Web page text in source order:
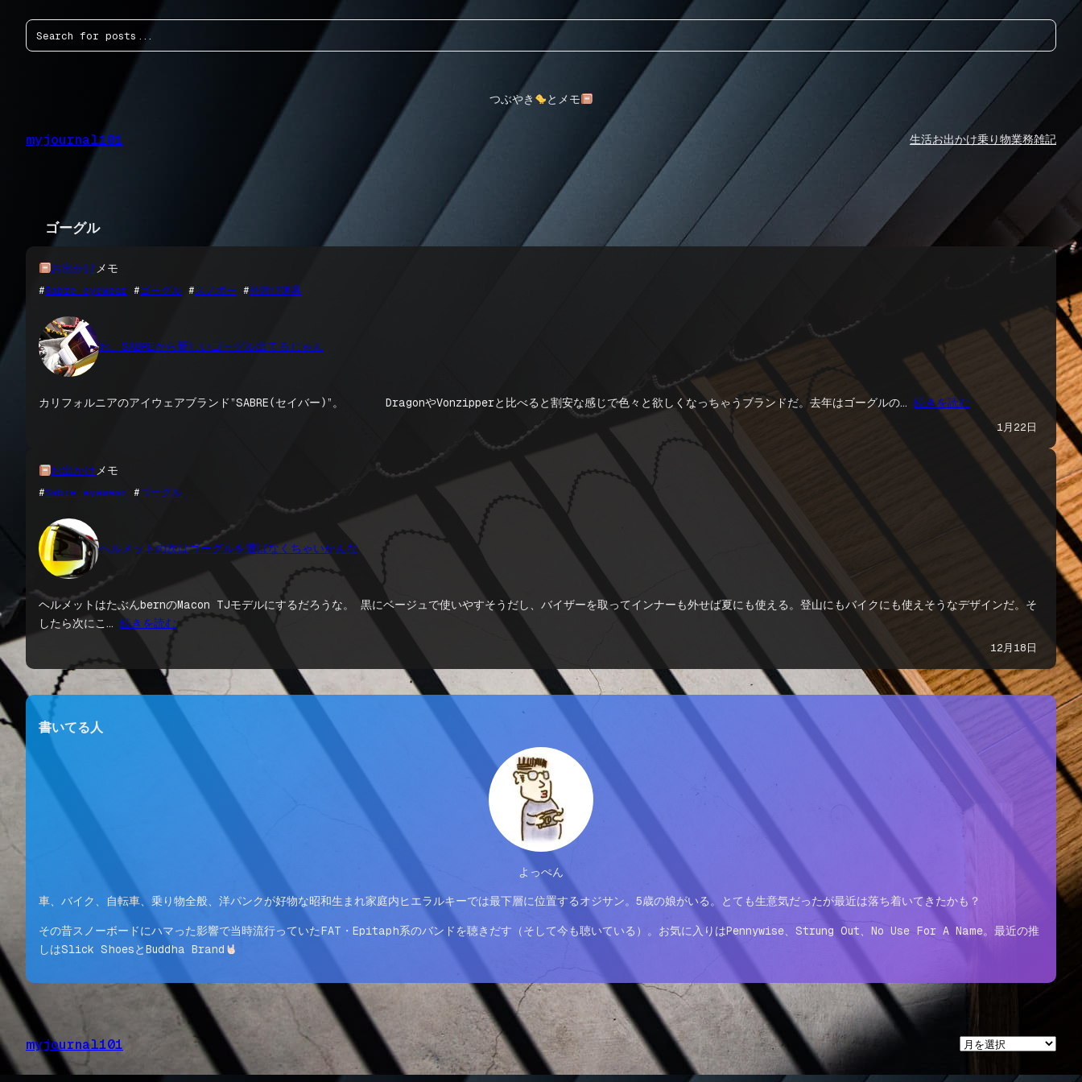
検
索
つぶやき とメモ
myjournal101 生活お出かけ乗り物業務雑記
ゴーグル
お出かけ メモ
#Sabre eyewear #ゴーグル #スノボー #外遊び道具
お、SABREから新しいゴーグル出てるじゃん
カリフォルニアのアイウェアブランド”SABRE(セイバー)”。 DragonやVonzipperと比べると割安な感じで色々と欲しくなっちゃうブランドだ。去年はゴーグルの… 続きを読む
1月22日
お出かけ メモ
#Sabre eyewear #ゴーグル
ヘルメットの次はゴーグルを選ばなくちゃいかんな
ヘルメットはたぶんbernのMacon TJモデルにするだろうな。 黒にベージュで使いやすそうだし、バイザーを取ってインナーも外せば夏にも使える。登山にもバイクにも使えそうなデザインだ。そ
したら次にこ… 続きを読む
12月18日
書いてる人
よっぺん
車、バイク、自転車、乗り物全般、洋パンクが好物な昭和生まれ家庭内ヒエラルキーでは最下層に位置するオジサン。5歳の娘がいる。とても生意気だったが最近は落ち着いてきたかも？
その昔スノーボードにハマった影響で当時流行っていたFAT・Epitaph系のバンドを聴きだす（そして今も聴いている）。お気に入りはPennywise、Strung Out、No Use For A Name。最近の推
しはSlick ShoesとBuddha Brand
myjournal101
ア
カ